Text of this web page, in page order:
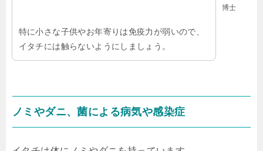
博士
特に小さな子供やお年寄りは免疫力が弱いので、
イタチには触らないようにしましょう。
ノミやダニ、菌による病気や感染症